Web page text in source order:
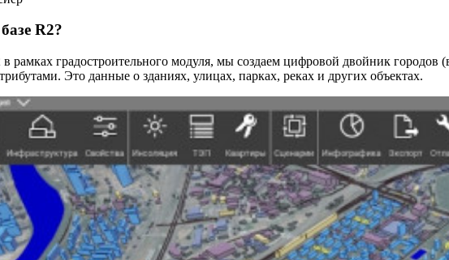
R2?
рамках градостроительного модуля, мы создаем цифровой двойник
Это данные о зданиях, улицах, парках, реках и других объектах.